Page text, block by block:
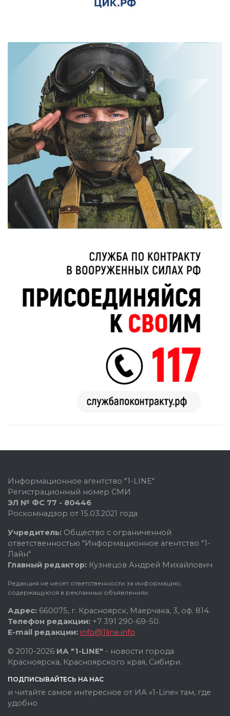
Информационное агентство "1-LINE"
Регистрационный номер СМИ
ЭЛ № ФС 77 - 80446
Роскомнадзор от 15.03.2021 года
Учредитель: Общество с ограниченной
ответственностью "Информационное агентство "1-
Лайн"
Главный редактор: Кузнецов Андрей Михайлович
Редакция не несет ответственности за информацию,
содержащуюся в рекламных объявлениях.
Адрес: 660075, г. Красноярск, Маерчака, 3, оф. 814.
Телефон редакции: +7 391 290-69-50.
E-mail редакции: info@1line.info
© 2010-2026 ИА "1-LINE" - новости города
Красноярска, Красноярского края, Сибири.
ПОДПИСЫВАЙТЕСЬ НА НАС
и читайте самое интересное от ИА «1-Line» там, где
удобно